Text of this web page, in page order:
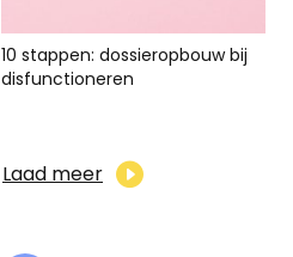
10 stappen: dossieropbouw bij
disfunctioneren
Laad meer